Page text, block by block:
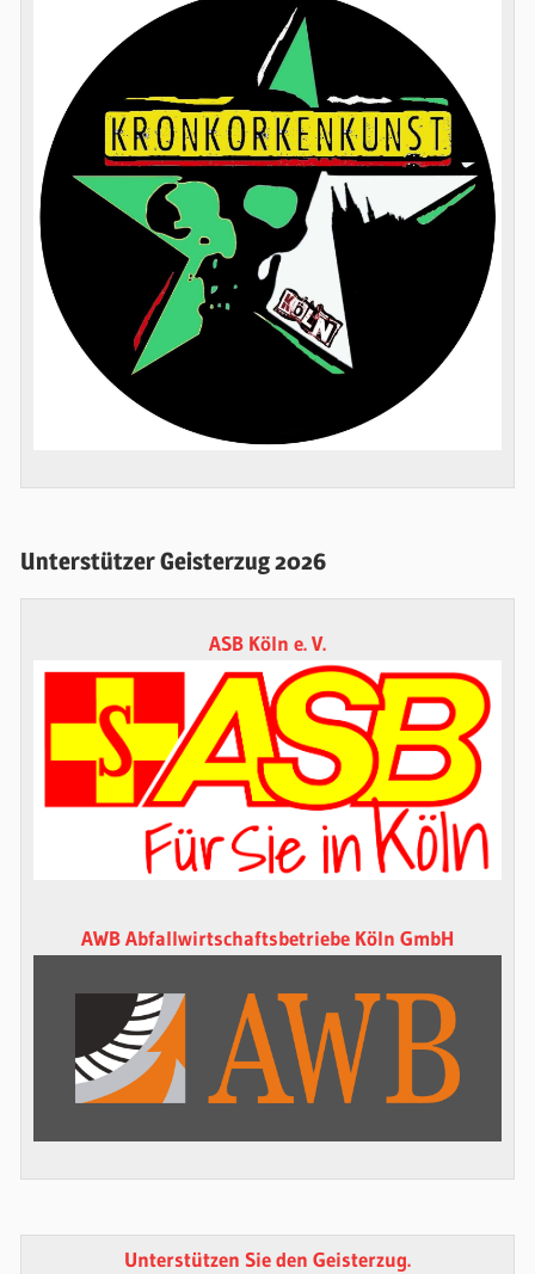
Unterstützer Geisterzug 2026
ASB Köln e. V.
AWB Abfallwirtschaftsbetriebe Köln GmbH
Unterstützen Sie den Geisterzug.